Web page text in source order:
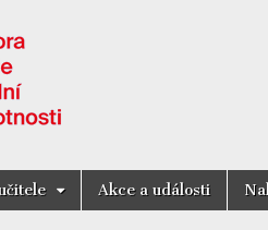
Akce a události